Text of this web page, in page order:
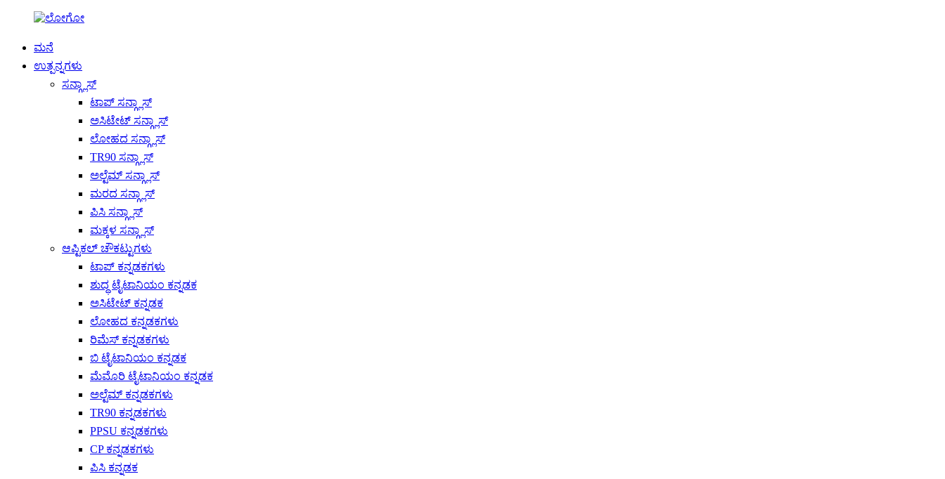
ಮನೆ
ಉತ್ಪನ್ನಗಳು
ಸನ್ಗ್ಲಾಸ್
ಟಾಪ್ ಸನ್ಗ್ಲಾಸ್
ಅಸಿಟೇಟ್ ಸನ್ಗ್ಲಾಸ್
ಲೋಹದ ಸನ್ಗ್ಲಾಸ್
TR90 ಸನ್ಗ್ಲಾಸ್
ಅಲ್ಟೆಮ್ ಸನ್ಗ್ಲಾಸ್
ಮರದ ಸನ್ಗ್ಲಾಸ್
ಪಿಸಿ ಸನ್ಗ್ಲಾಸ್
ಮಕ್ಕಳ ಸನ್ಗ್ಲಾಸ್
ಆಪ್ಟಿಕಲ್ ಚೌಕಟ್ಟುಗಳು
ಟಾಪ್ ಕನ್ನಡಕಗಳು
ಶುದ್ಧ ಟೈಟಾನಿಯಂ ಕನ್ನಡಕ
ಅಸಿಟೇಟ್ ಕನ್ನಡಕ
ಲೋಹದ ಕನ್ನಡಕಗಳು
ರಿಮೆಸ್ ಕನ್ನಡಕಗಳು
ಬಿ ಟೈಟಾನಿಯಂ ಕನ್ನಡಕ
ಮೆಮೊರಿ ಟೈಟಾನಿಯಂ ಕನ್ನಡಕ
ಅಲ್ಟೆಮ್ ಕನ್ನಡಕಗಳು
TR90 ಕನ್ನಡಕಗಳು
PPSU ಕನ್ನಡಕಗಳು
CP ಕನ್ನಡಕಗಳು
ಪಿಸಿ ಕನ್ನಡಕ